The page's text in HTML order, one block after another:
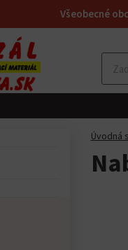
Všeobecné
Úvodná